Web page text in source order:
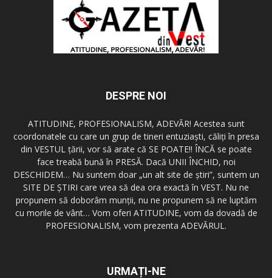
DESPRE NOI
ATITUDINE, PROFESIONALISM, ADEVĂR! Acestea sunt
coordonatele cu care un grup de tineri entuziaşti, căliţi în presa
din VESTUL ţării, vor să arate că SE POATE!! ÎNCĂ se poate
face treabă bună în PRESĂ. Dacă UNII ÎNCHID, noi
DESCHIDEM… Nu suntem doar „un alt site de ştiri”, suntem un
SITE DE ŞTIRI care vrea să dea ora exactă în VEST. Nu ne
propunem să doborâm munţii, nu ne propunem să ne luptăm
cu morile de vânt… Vom oferi ATITUDINE, vom da dovadă de
PROFESIONALISM, vom prezenta ADEVĂRUL.
URMAȚI-NE